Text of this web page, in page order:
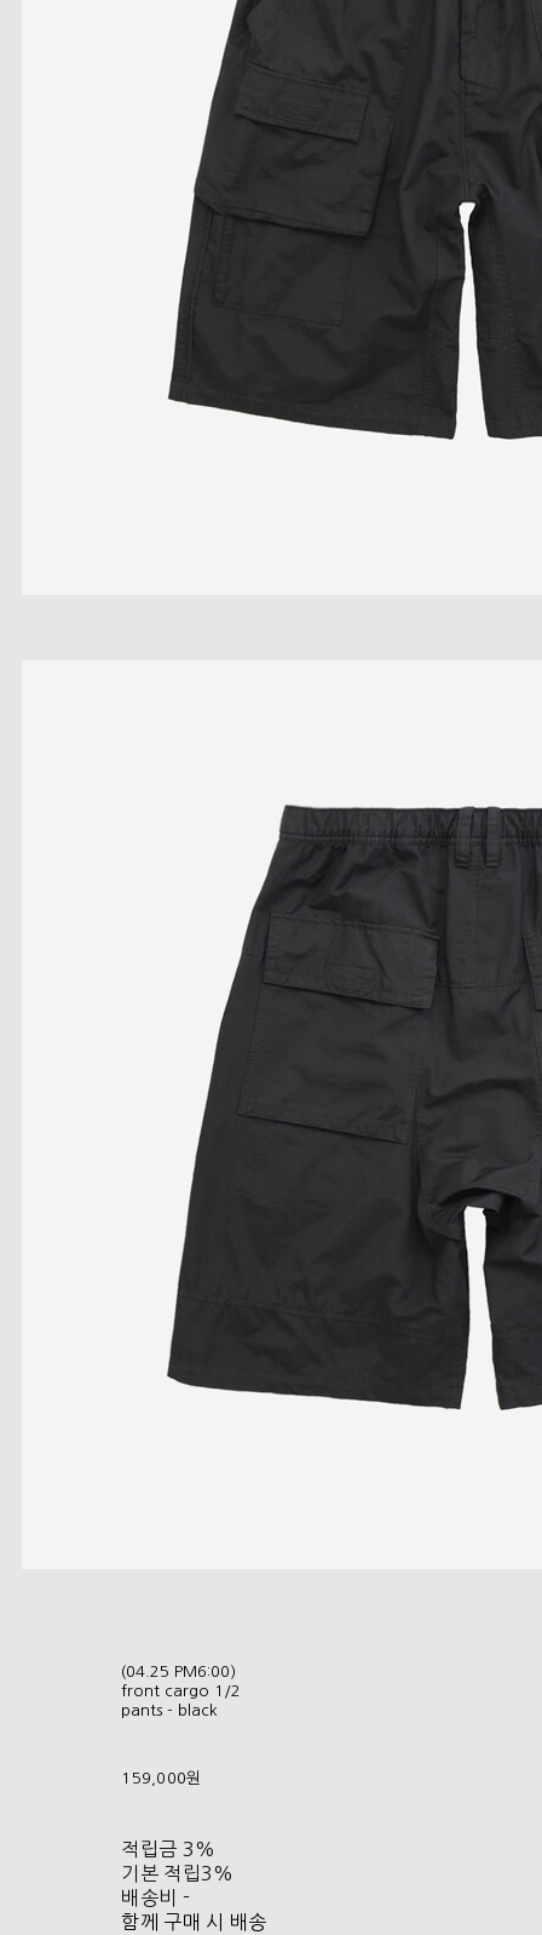
(04.25 PM6:00)
front cargo 1/2
pants - black
159,000원
적립금 3%
기본 적립3%
배송비 -
함께 구매 시 배송